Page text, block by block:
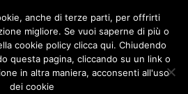
anche di terze parti, per offrirti
migliore. Se vuoi saperne di più o
cookie policy clicca qui. Chiudendo
questa pagina, cliccando su un link o
in altra maniera, acconsenti all'uso
dei cookie